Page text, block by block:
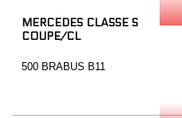
MERCEDES CLASSE S
COUPE/CL
500 BRABUS B11